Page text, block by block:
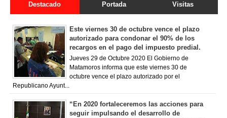
Destacado Portada Visitas
Este viernes 30 de octubre vence el plazo
autorizado para condonar el 90% de los
recargos en el pago del impuesto predial.
Jueves 29 de Octubre 2020 El Gobierno de
Matamoros informa que este viernes 30 de
octubre vence el plazo autorizado por el
Republicano Ayunt...
“En 2020 fortaleceremos las acciones para
seguir impulsando el desarrollo de